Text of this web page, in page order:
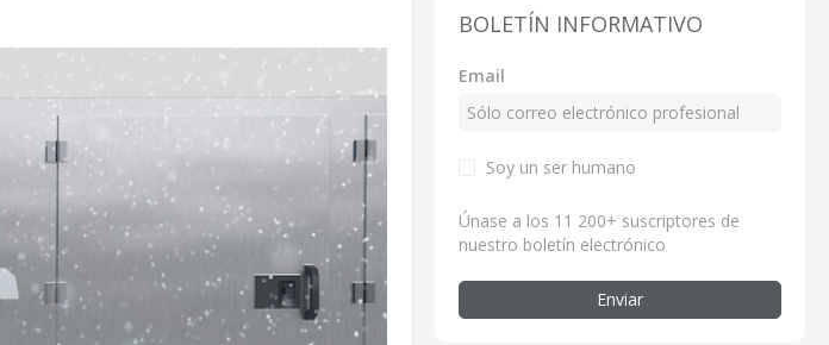
BOLETÍN INFORMATIVO
Email
Soy un ser humano
Únase a los 11 200+ suscriptores de
nuestro boletín electrónico
Enviar